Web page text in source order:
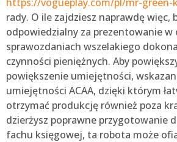
rady. O ile zajdziesz naprawdę więc,
odpowiedzialny za prezentowanie w
sprawozdaniach wszelakiego
czynności pieniężnych. Aby
powiększenie umiejętności,
umiejętności ACAA, dzięki którym
otrzymać produkcję również poza
dzierżysz poprawne przygotowanie
fachu księgowej, ta robota może